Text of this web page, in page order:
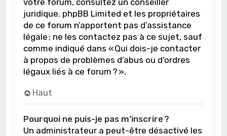
votre forum, consultez un conseiller
juridique. phpBB Limited et les propriétaires
de ce forum n’apportent pas d’assistance
légale ; ne les contactez pas à ce sujet, sauf
comme indiqué dans « Qui dois-je contacter
à propos de problèmes d’abus ou d’ordres
légaux liés à ce forum ? ».
Haut
Pourquoi ne puis-je pas m’inscrire ?
Un administrateur a peut-être désactivé les